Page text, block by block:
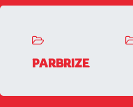
PARBRIZE